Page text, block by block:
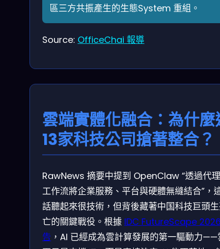
區三方共振產生的生態System 重組。
Source: OfficeChai 報導
雲端實體化融合：為什麼
13家科技公司搶著整合？
RawNews 摘要中提到 OpenClaw “透過代
工作流將企業服務、平台與硬體無縫結合”，
話聽起來很技術，但背後藏著中国科技巨頭
亡的關鍵戰役。根據 IDC FutureScape
告 ，AI 已經成為雲計算發展的第一驅動力——